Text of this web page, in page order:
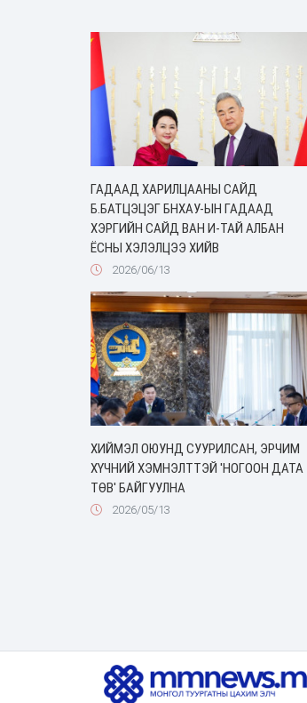
ГАДААД ХАРИЛЦААНЫ САЙД
Б.БАТЦЭЦЭГ БНХАУ-ЫН ГАДААД
ХЭРГИЙН САЙД ВАН И-ТАЙ АЛБАН
ЁСНЫ ХЭЛЭЛЦЭЭ ХИЙВ
2026/06/13
ХИЙМЭЛ ОЮУНД СУУРИЛСАН, ЭРЧИМ
ХҮЧНИЙ ХЭМНЭЛТТЭЙ 'НОГООН ДАТА
ТӨВ' БАЙГУУЛНА
2026/05/13